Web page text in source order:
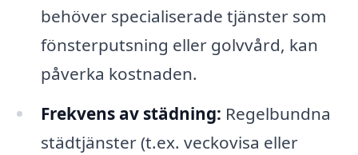
behöver specialiserade tjänster som
fönsterputsning eller golvvård, kan
påverka kostnaden.
Frekvens av städning: Regelbundna
städtjänster (t.ex. veckovisa eller